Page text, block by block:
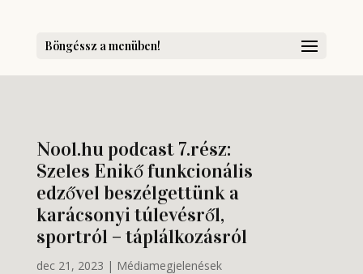
Böngéssz a menüben!
Nool.hu podcast 7.rész:
Szeles Enikő funkcionális
edzővel beszélgettünk a
karácsonyi túlevésről,
sportról – táplálkozásról
dec 21, 2023 | Médiamegjelenések